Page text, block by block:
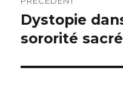
de
l’article
Article
précédent :
Dystopie
sororité